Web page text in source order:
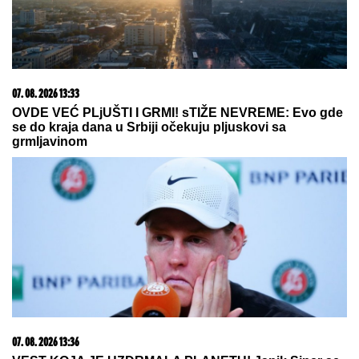
Zaboravite na tupe noževe: Uz ovaj trik sa
poklopcima biće OŠTRI KAO BRIJAČ za samo jedan
minut
Sve što treba da znate o ultrazvuku
štitaste žlezde: Kada je pregled
zaista neophodan i šta znači ako
imate čvor? Odgovara dr Polovina,
radiolog ordinacije "One Medical"